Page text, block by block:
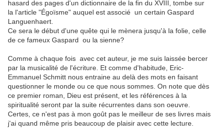
hasard des pages d'un dictionnaire de la fin du XVIII, tombe sur
la l'article "Égoïsme" auquel est associé un certain Gaspard
Languenhaert.
Ce sera le début d'une quête qui le mènera jusqu'à la folie, celle
de ce fameux Gaspard ou la sienne?
Comme à chaque fois avec cet auteur, je me suis laissée bercer
par la musicalité de l'écriture. Et comme d'habitude, Eric-
Emmanuel Schmitt nous entraine au delà des mots en faisant
questionner le monde ou ce que nous sommes. On note que dès
ce premier roman, Dieu est présent, et les références à la
spiritualité seront par la suite récurrentes dans son oeuvre.
Certes, ce n'est pas à mon goût pas le meilleur de ses livres mais
j'ai quand même pris beaucoup de plaisir avec cette lecture.